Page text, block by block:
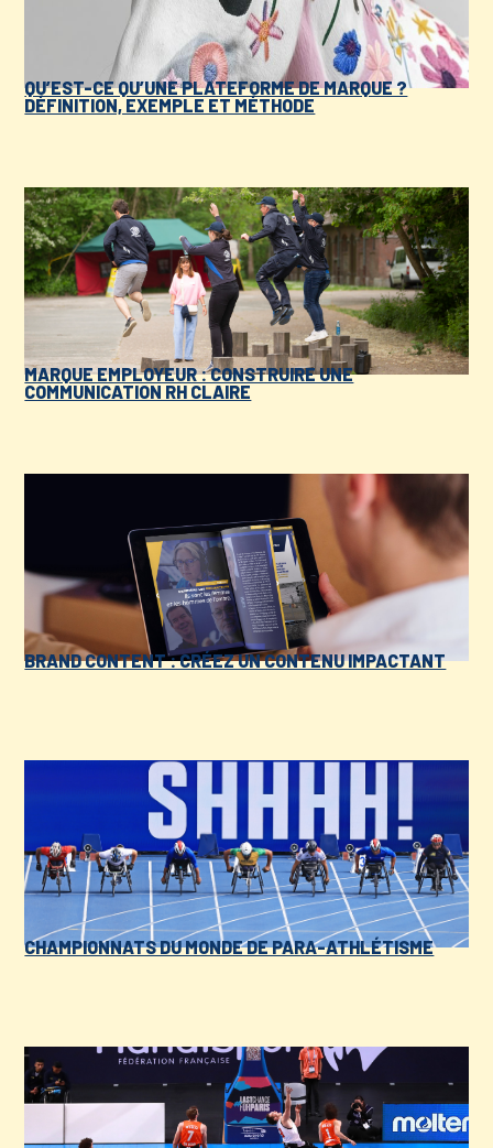
QU’EST-CE QU’UNE PLATEFORME DE MARQUE ?
DÉFINITION, EXEMPLE ET MÉTHODE
MARQUE EMPLOYEUR : CONSTRUIRE UNE
COMMUNICATION RH CLAIRE
BRAND CONTENT : CRÉEZ UN CONTENU IMPACTANT
CHAMPIONNATS DU MONDE DE PARA-ATHLÉTISME